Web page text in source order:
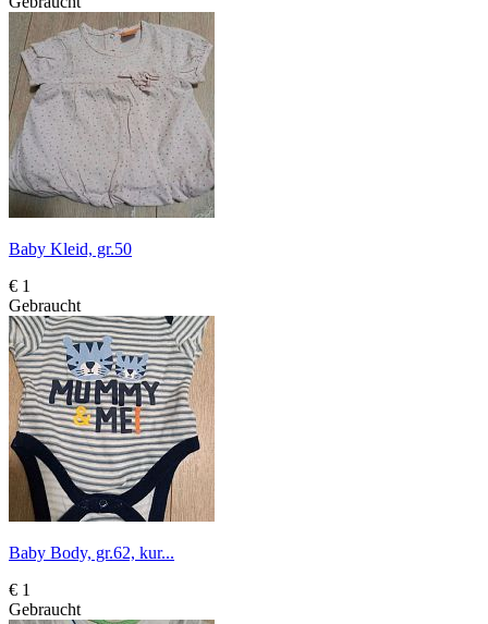
Baby Kleid, gr.50
€ 1
Gebraucht
Baby Body, gr.62, kur...
€ 1
Gebraucht